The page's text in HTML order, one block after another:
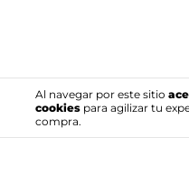
Al navegar por este sitio
cookies para agilizar tu
compra.